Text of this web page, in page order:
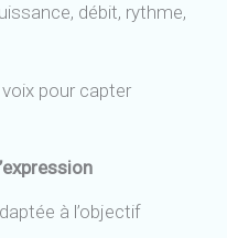
débit, rythme,
pour capter
à l’objectif